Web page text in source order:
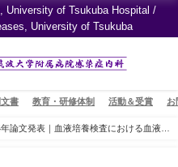
University of Tsukuba Hospital /
University of Tsukuba
書 教育・研修体制 活動＆受賞 お
論文発表｜血液培養検査における血液量